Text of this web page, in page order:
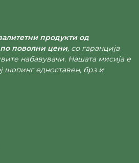
продукти од
поволни цени, со гаранција
набавувачи. Нашата мисија е
шопинг едноставен, брз и